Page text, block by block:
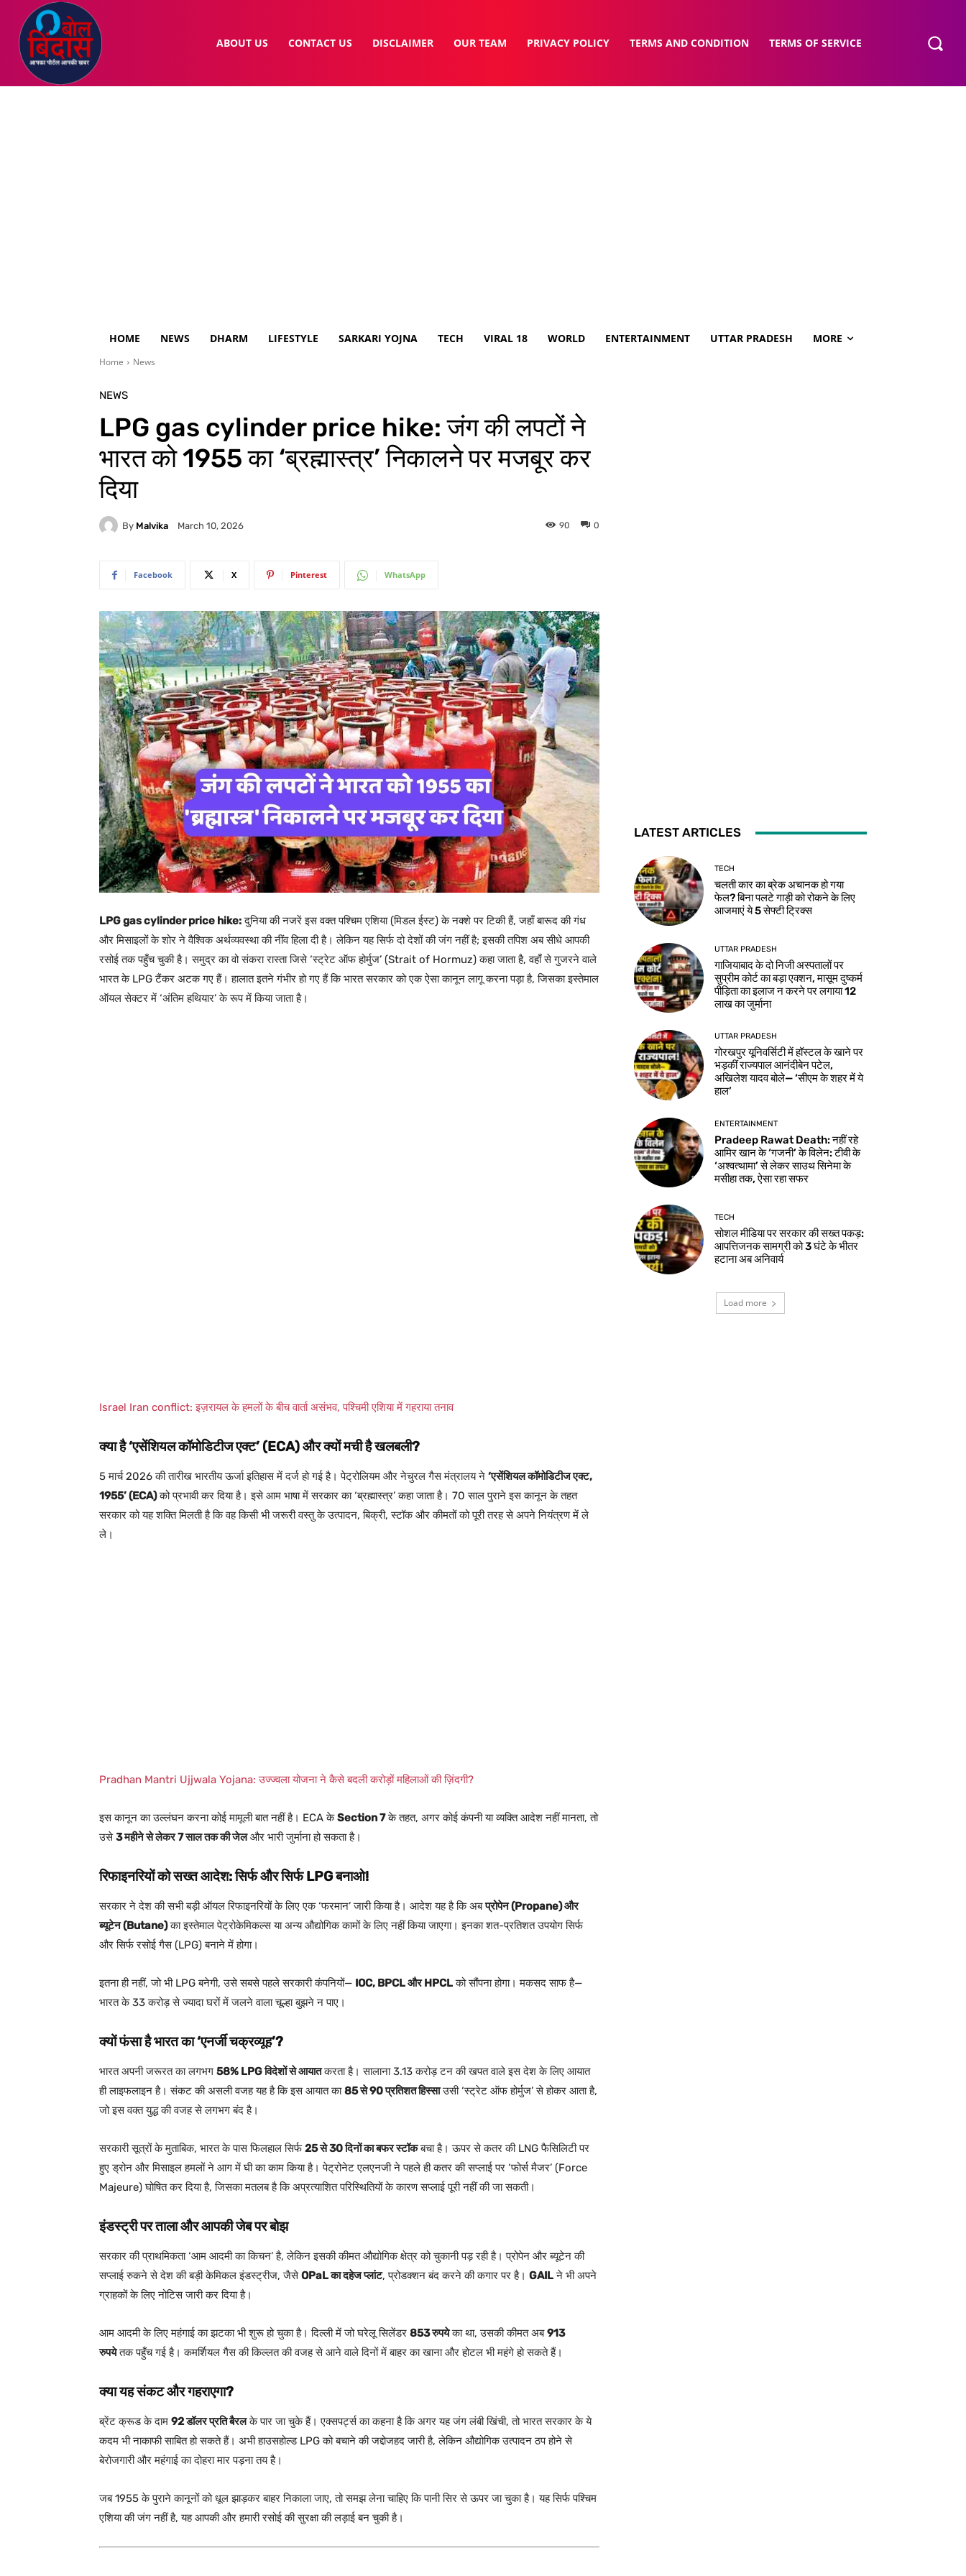
ABOUT US CONTACT US DISCLAIMER OUR TEAM PRIVACY POLICY TERMS AND CONDITION TERMS OF SERVICE
HOME NEWS DHARM LIFESTYLE SARKARI YOJNA TECH VIRAL 18 WORLD ENTERTAINMENT UTTAR PRADESH MORE
Home News
NEWS
LPG gas cylinder price hike: जंग की लपटों ने
भारत को 1955 का ‘ब्रह्मास्त्र’ निकालने पर मजबूर कर
दिया
By Malvika March 10, 2026 0
90
Facebook X Pinterest WhatsApp
LPG gas cylinder price hike:दुनिया की नजरें इस वक्त पश्चिम एशिया (मिडल ईस्ट) के नक्शे पर टिकी हैं, जहाँ बारूद की गंध
और मिसाइलों के शोर ने वैश्विक अर्थव्यवस्था की नींव हिला दी है। लेकिन यह सिर्फ दो देशों की जंग नहीं है; इसकी तपिश अब सीधे आपकी
रसोई तक पहुँच चुकी है। समुद्र का वो संकरा रास्ता जिसे ‘स्ट्रेट ऑफ होर्मुज’ (Strait of Hormuz) कहा जाता है, वहाँ से गुजरने वाले
भारत के LPG टैंकर अटक गए हैं। हालात इतने गंभीर हो गए हैं कि भारत सरकार को एक ऐसा कानून लागू करना पड़ा है, जिसका इस्तेमाल
ऑयल सेक्टर में ‘अंतिम हथियार’ के रूप में किया जाता है।
Israel Iran conflict: इज़रायल के हमलों के बीच वार्ता असंभव, पश्चिमी एशिया में गहराया तनाव
क्या है ‘एसेंशियल कॉमोडिटीज एक्ट’ (ECA) और क्यों मची है खलबली?
5 मार्च 2026 की तारीख भारतीय ऊर्जा इतिहास में दर्ज हो गई है। पेट्रोलियम और नेचुरल गैस मंत्रालय ने ‘एसेंशियल कॉमोडिटीज एक्ट,
1955’ (ECA)को प्रभावी कर दिया है। इसे आम भाषा में सरकार का ‘ब्रह्मास्त्र’ कहा जाता है। 70 साल पुराने इस कानून के तहत
सरकार को यह शक्ति मिलती है कि वह किसी भी जरूरी वस्तु के उत्पादन, बिक्री, स्टॉक और कीमतों को पूरी तरह से अपने नियंत्रण में ले
ले।
Pradhan Mantri Ujjwala Yojana: उज्ज्वला योजना ने कैसे बदली करोड़ों महिलाओं की ज़िंदगी?
इस कानून का उल्लंघन करना कोई मामूली बात नहीं है। ECA केSection 7के तहत, अगर कोई कंपनी या व्यक्ति आदेश नहीं मानता, तो
उसे3 महीने से लेकर 7 साल तक की जेलऔर भारी जुर्माना हो सकता है।
रिफाइनरियों को सख्त आदेश: सिर्फ और सिर्फ LPG बनाओ!
सरकार ने देश की सभी बड़ी ऑयल रिफाइनरियों के लिए एक ‘फरमान’ जारी किया है। आदेश यह है कि अबप्रोपेन (Propane) और
ब्यूटेन (Butane)का इस्तेमाल पेट्रोकेमिकल्स या अन्य औद्योगिक कामों के लिए नहीं किया जाएगा। इनका शत-प्रतिशत उपयोग सिर्फ
और सिर्फ रसोई गैस (LPG) बनाने में होगा।
इतना ही नहीं, जो भी LPG बनेगी, उसे सबसे पहले सरकारी कंपनियों— IOC, BPCL और HPCLको सौंपना होगा। मकसद साफ है—
भारत के 33 करोड़ से ज्यादा घरों में जलने वाला चूल्हा बुझने न पाए।
क्यों फंसा है भारत का ‘एनर्जी चक्रव्यूह’?
भारत अपनी जरूरत का लगभग 58% LPG विदेशों से आयातकरता है। सालाना 3.13 करोड़ टन की खपत वाले इस देश के लिए आयात
ही लाइफलाइन है। संकट की असली वजह यह है कि इस आयात का85 से 90 प्रतिशत हिस्साउसी ‘स्ट्रेट ऑफ होर्मुज’ से होकर आता है,
जो इस वक्त युद्ध की वजह से लगभग बंद है।
सरकारी सूत्रों के मुताबिक, भारत के पास फिलहाल सिर्फ25 से 30 दिनों का बफर स्टॉकबचा है। ऊपर से कतर की LNG फैसिलिटी पर
हुए ड्रोन और मिसाइल हमलों ने आग में घी का काम किया है। पेट्रोनेट एलएनजी ने पहले ही कतर की सप्लाई पर ‘फोर्स मैजर’ (Force
Majeure) घोषित कर दिया है, जिसका मतलब है कि अप्रत्याशित परिस्थितियों के कारण सप्लाई पूरी नहीं की जा सकती।
इंडस्ट्री पर ताला और आपकी जेब पर बोझ
सरकार की प्राथमिकता ‘आम आदमी का किचन’ है, लेकिन इसकी कीमत औद्योगिक क्षेत्र को चुकानी पड़ रही है। प्रोपेन और ब्यूटेन की
सप्लाई रुकने से देश की बड़ी केमिकल इंडस्ट्रीज, जैसेOPaL का दहेज प्लांट, प्रोडक्शन बंद करने की कगार पर है। GAILने भी अपने
ग्राहकों के लिए नोटिस जारी कर दिया है।
आम आदमी के लिए महंगाई का झटका भी शुरू हो चुका है। दिल्ली में जो घरेलू सिलेंडर 853 रुपयेका था, उसकी कीमत अब913
रुपयेतक पहुँच गई है। कमर्शियल गैस की किल्लत की वजह से आने वाले दिनों में बाहर का खाना और होटल भी महंगे हो सकते हैं।
क्या यह संकट और गहराएगा?
ब्रेंट क्रूड के दाम 92 डॉलर प्रति बैरलके पार जा चुके हैं। एक्सपर्ट्स का कहना है कि अगर यह जंग लंबी खिंची, तो भारत सरकार के ये
कदम भी नाकाफी साबित हो सकते हैं। अभी हाउसहोल्ड LPG को बचाने की जद्दोजहद जारी है, लेकिन औद्योगिक उत्पादन ठप होने से
बेरोजगारी और महंगाई का दोहरा मार पड़ना तय है।
जब 1955 के पुराने कानूनों को धूल झाड़कर बाहर निकाला जाए, तो समझ लेना चाहिए कि पानी सिर से ऊपर जा चुका है। यह सिर्फ पश्चिम
एशिया की जंग नहीं है, यह आपकी और हमारी रसोई की सुरक्षा की लड़ाई बन चुकी है।
LATEST ARTICLES
TECH
चलती कार का ब्रेक अचानक हो गया
फेल? बिना पलटे गाड़ी को रोकने के लिए
आजमाएं ये 5 सेफ्टी ट्रिक्स
UTTAR PRADESH
गाजियाबाद के दो निजी अस्पतालों पर
सुप्रीम कोर्ट का बड़ा एक्शन, मासूम दुष्कर्म
पीड़िता का इलाज न करने पर लगाया 12
लाख का जुर्माना
UTTAR PRADESH
गोरखपुर यूनिवर्सिटी में हॉस्टल के खाने पर
भड़कीं राज्यपाल आनंदीबेन पटेल,
अखिलेश यादव बोले— ‘सीएम के शहर में ये
हाल’
ENTERTAINMENT
Pradeep Rawat Death: नहीं रहे
आमिर खान के ‘गजनी’ के विलेन: टीवी के
‘अश्वत्थामा’ से लेकर साउथ सिनेमा के
मसीहा तक, ऐसा रहा सफर
TECH
सोशल मीडिया पर सरकार की सख्त पकड़:
आपत्तिजनक सामग्री को 3 घंटे के भीतर
हटाना अब अनिवार्य
Load more